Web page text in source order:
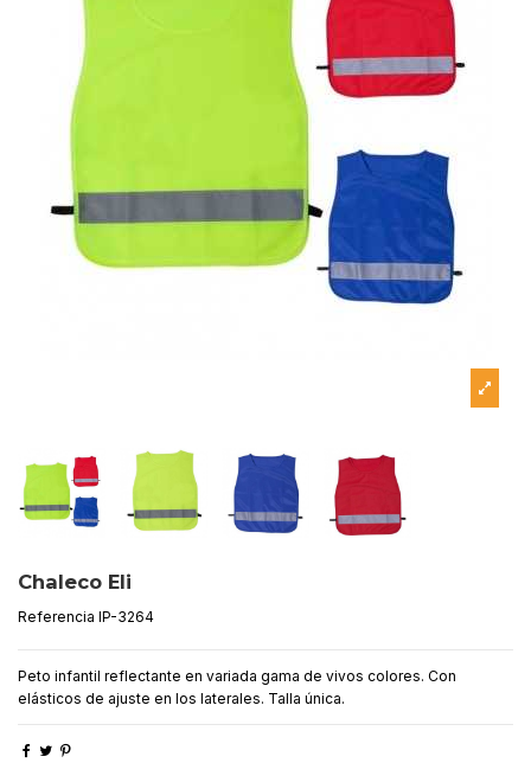
Chaleco Eli
Referencia IP-3264
Peto infantil reflectante en variada gama de vivos colores. Con
elásticos de ajuste en los laterales. Talla única.